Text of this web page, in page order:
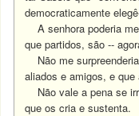
democraticamente
A senhora poderia
que partidos, são --
Não me
aliados e amigos, e
Não vale a pena se
que os cria e sustenta.